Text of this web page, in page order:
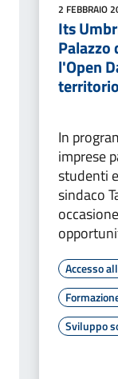
2 FEBBRAIO
Its
Palazzo
l'Open
territorio
In
imprese
studenti
sindaco
Accesso
Sviluppo